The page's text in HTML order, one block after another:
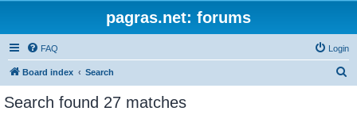
pagras.net: forums
FAQ Login
Board index Search
Search found 27 matches